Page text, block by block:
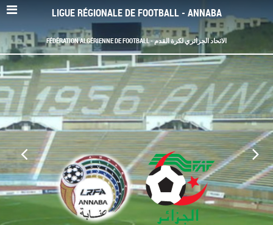
LIGUE RÉGIONALE DE FOOTBALL - ANNABA
FÉDÉRATION ALGÉRIENNE DE FOOTBALL - الاتحاد الجزائري لكرة القدم